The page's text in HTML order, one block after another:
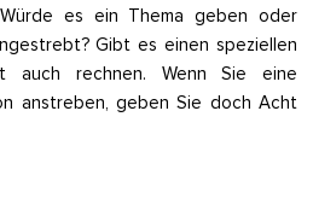
es ein Thema geben oder
Gibt es einen speziellen
auch rechnen. Wenn Sie eine
anstreben, geben Sie doch Acht